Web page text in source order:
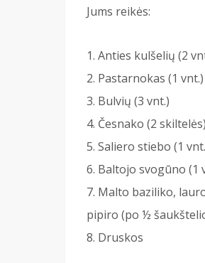
Jums reikės:
Anties kulšelių (2
Pastarnokas (1 vnt.)
Bulvių (3 vnt.)
Česnako (2 skiltelės)
Saliero stiebo (1
Baltojo svogūno (1
Malto baziliko,
pipiro (po ½
Druskos